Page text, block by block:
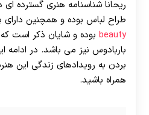
ریحانا شناسنامه هنری گسترده ای
طراح لباس بوده و همچنین
beauty بوده و شایان ذکر است
باربادوس نیز می باشد. در ادامه
بردن به رویدادهای زندگی این
همراه باشید.